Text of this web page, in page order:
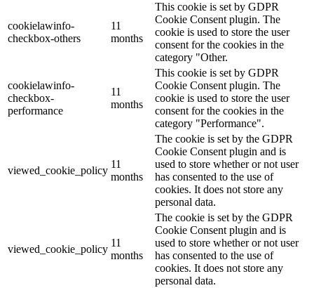
cookielawinfo-
checkbox-others
11
months
This cookie is set by GDPR
Cookie Consent plugin. The
cookie is used to store the user
consent for the cookies in the
category "Other.
cookielawinfo-
checkbox-
performance
11
months
This cookie is set by GDPR
Cookie Consent plugin. The
cookie is used to store the user
consent for the cookies in the
category "Performance".
viewed_cookie_policy
11
months
The cookie is set by the GDPR
Cookie Consent plugin and is
used to store whether or not user
has consented to the use of
cookies. It does not store any
personal data.
viewed_cookie_policy
11
months
The cookie is set by the GDPR
Cookie Consent plugin and is
used to store whether or not user
has consented to the use of
cookies. It does not store any
personal data.